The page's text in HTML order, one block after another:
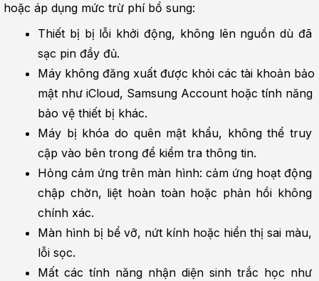
hoặc áp dụng mức trừ phí bổ sung:
Thiết bị bị lỗi khởi động, không lên nguồn dù đã
sạc pin đầy đủ.
Máy không đăng xuất được khỏi các tài khoản bảo
mật như iCloud, Samsung Account hoặc tính năng
bảo vệ thiết bị khác.
Máy bị khóa do quên mật khẩu, không thể truy
cập vào bên trong để kiểm tra thông tin.
Hỏng cảm ứng trên màn hình: cảm ứng hoạt động
chập chờn, liệt hoàn toàn hoặc phản hồi không
chính xác.
Màn hình bị bể vỡ, nứt kính hoặc hiển thị sai màu,
lỗi sọc.
Mất các tính năng nhận diện sinh trắc học như